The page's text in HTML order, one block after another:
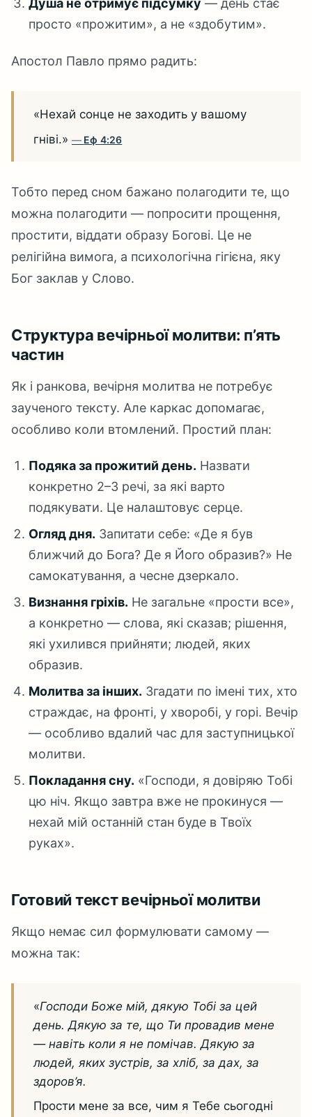
Душа не отримує підсумку — день стає
просто «прожитим», а не «здобутим».
Апостол Павло прямо радить:
«Нехай сонце не заходить у вашому
гніві.»
Еф 4:26
Тобто перед сном бажано полагодити те, що
можна полагодити — попросити прощення,
простити, віддати образу Богові. Це не
релігійна вимога, а психологічна гігієна, яку
Бог заклав у Слово.
Структура вечірньої молитви: п’ять
частин
Як і ранкова, вечірня молитва не потребує
заученого тексту. Але каркас допомагає,
особливо коли втомлений. Простий план:
Подяка за прожитий день. Назвати
конкретно 2–3 речі, за які варто
подякувати. Це налаштовує серце.
Огляд дня. Запитати себе: «Де я був
ближчий до Бога? Де я Його образив?» Не
самокатування, а чесне дзеркало.
Визнання гріхів. Не загальне «прости все»,
а конкретно — слова, які сказав; рішення,
які ухилився прийняти; людей, яких
образив.
Молитва за інших. Згадати по імені тих, хто
страждає, на фронті, у хворобі, у горі. Вечір
— особливо вдалий час для заступницької
молитви.
Покладання сну. «Господи, я довіряю Тобі
цю ніч. Якщо завтра вже не прокинуся —
нехай мій останній стан буде в Твоїх
руках».
Готовий текст вечірньої молитви
Якщо немає сил формулювати самому —
можна так:
«Господи Боже мій, дякую Тобі за цей
день. Дякую за те, що Ти провадив мене
— навіть коли я не помічав. Дякую за
людей, яких зустрів, за хліб, за дах, за
здоров’я.
Прости мене за все, чим я Тебе сьогодні